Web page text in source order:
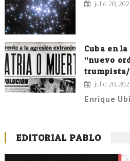
julio 28,
Cuba en
“nuevo
julio 28,
Enrique
EDITORIAL PABLO